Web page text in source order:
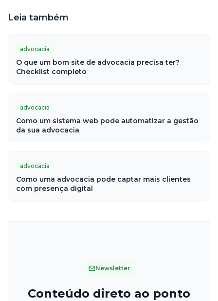
Leia também
advocacia
O que um bom site de advocacia precisa ter?
Checklist completo
advocacia
Como um sistema web pode automatizar a gestão
da sua advocacia
advocacia
Como uma advocacia pode captar mais clientes
com presença digital
Newsletter
Conteúdo direto ao ponto